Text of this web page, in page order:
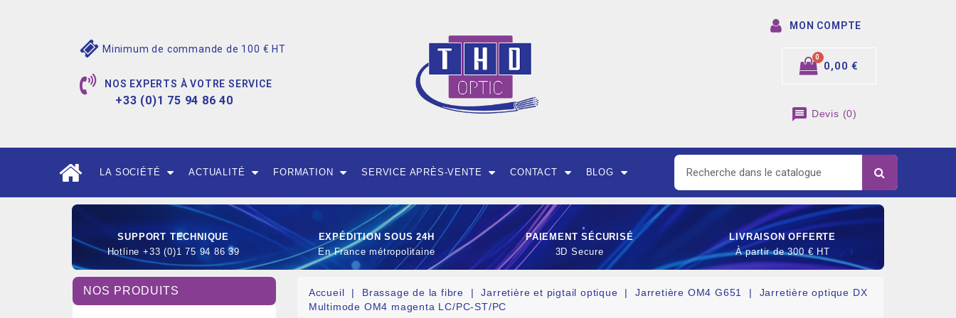
Minimum de commande de 100 € HT
NOS EXPERTS À VOTRE SERVICE
+33 (0)1 75 94 86 40
MON COMPTE
0,00 €
message Devis (0)
LA SOCIÉTÉ ACTUALITÉ FORMATION SERVICE APRÈS-VENTE CONTACT BLOG
SUPPORT TECHNIQUE
Hotline +33 (0)1 75 94 86 39
EXPÉDITION SOUS 24H
En France métropolitaine
PAIEMENT SÉCURISÉ
3D Secure
LIVRAISON OFFERTE
À partir de 300 € HT
NOS PRODUITS Accueil Brassage de la fibre Jarretière et pigtail optique Jarretière OM4 G651
Jarretière optique DX
Multimode OM4 magenta LC/PC-ST/PC